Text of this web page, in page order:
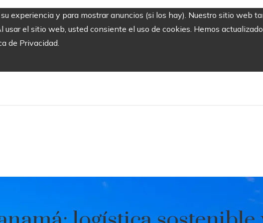
experiencia y para mostrar anuncios (si los hay). Nuestro sitio web
el sitio web, usted consiente el uso de cookies. Hemos
de Privacidad.